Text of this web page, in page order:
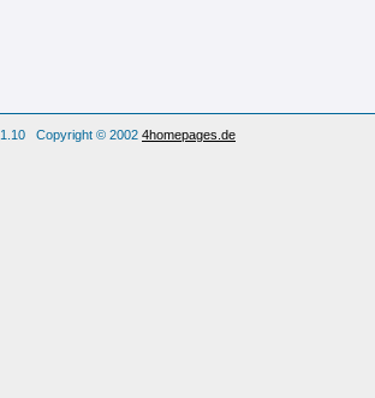
1.10 Copyright © 2002 4homepages.de